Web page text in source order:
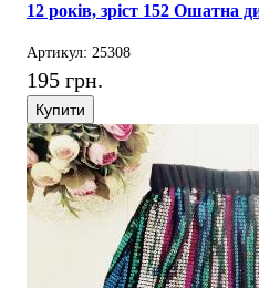
12 років, зріст 152 Ошатна
Артикул: 25308
195 грн.
Купити